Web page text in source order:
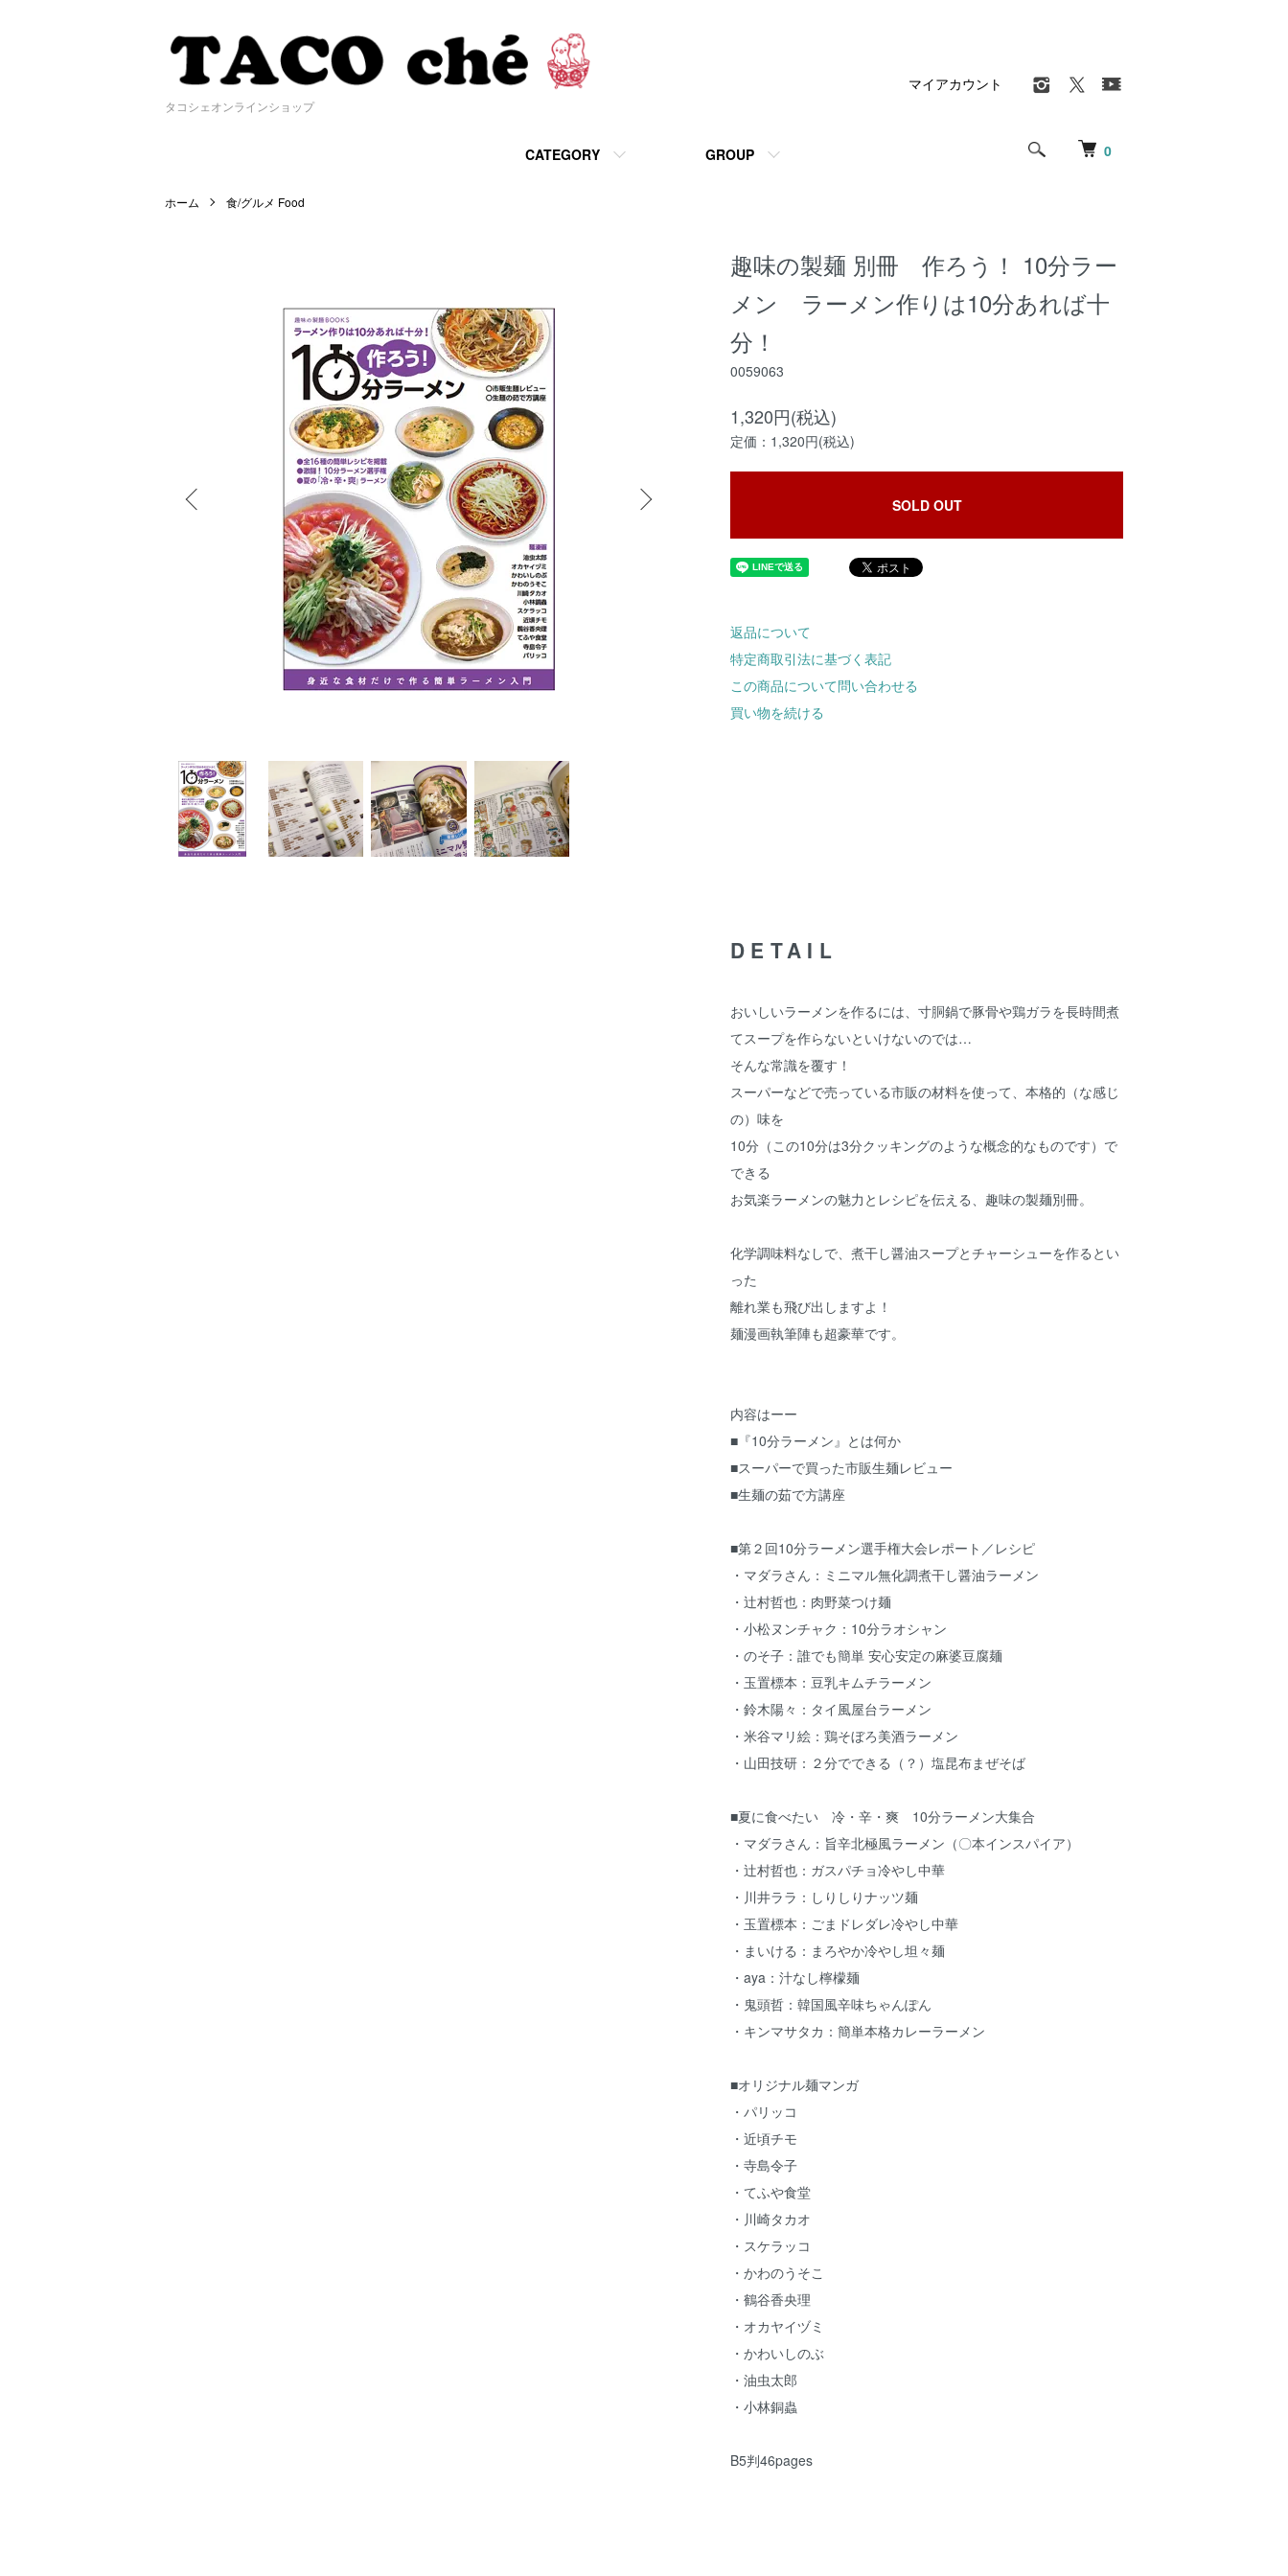
タコシェオンラインショップ
0
CATEGORY GROUP
マイアカウント
ホーム 食/グルメ Food
趣味の製麺 別冊 作ろう！ 10分ラー
メン ラーメン作りは10分あれば十
分！
0059063
1,320円(税込)
定価：1,320円(税込)
SOLD OUT
返品について
特定商取引法に基づく表記
この商品について問い合わせる
買い物を続ける
DETAIL
おいしいラーメンを作るには、寸胴鍋で豚骨や鶏ガラを長時間煮
てスープを作らないといけないのでは…
そんな常識を覆す！
スーパーなどで売っている市販の材料を使って、本格的（な感じ
の）味を
10分（この10分は3分クッキングのような概念的なものです）で
できる
お気楽ラーメンの魅力とレシピを伝える、趣味の製麺別冊。
化学調味料なしで、煮干し醤油スープとチャーシューを作るとい
った
離れ業も飛び出しますよ！
麺漫画執筆陣も超豪華です。
内容はーー
■『10分ラーメン』とは何か
■スーパーで買った市販生麺レビュー
■生麺の茹で方講座
■第２回10分ラーメン選手権大会レポート／レシピ
・マダラさん：ミニマル無化調煮干し醤油ラーメン
・辻村哲也：肉野菜つけ麺
・小松ヌンチャク：10分ラオシャン
・のそ子：誰でも簡単 安心安定の麻婆豆腐麺
・玉置標本：豆乳キムチラーメン
・鈴木陽々：タイ風屋台ラーメン
・米谷マリ絵：鶏そぼろ美酒ラーメン
・山田技研：２分でできる（？）塩昆布まぜそば
■夏に食べたい 冷・辛・爽 10分ラーメン大集合
・マダラさん：旨辛北極風ラーメン（〇本インスパイア）
・辻村哲也：ガスパチョ冷やし中華
・川井ララ：しりしりナッツ麺
・玉置標本：ごまドレダレ冷やし中華
・まいける：まろやか冷やし坦々麺
・aya：汁なし檸檬麺
・鬼頭哲：韓国風辛味ちゃんぽん
・キンマサタカ：簡単本格カレーラーメン
■オリジナル麺マンガ
・パリッコ
・近頃チモ
・寺島令子
・てふや食堂
・川崎タカオ
・スケラッコ
・かわのうそこ
・鶴谷香央理
・オカヤイヅミ
・かわいしのぶ
・油虫太郎
・小林銅蟲
B5判46pages